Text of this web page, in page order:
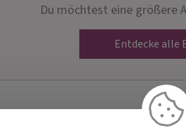
Du möchtest eine größere
Entdecke alle